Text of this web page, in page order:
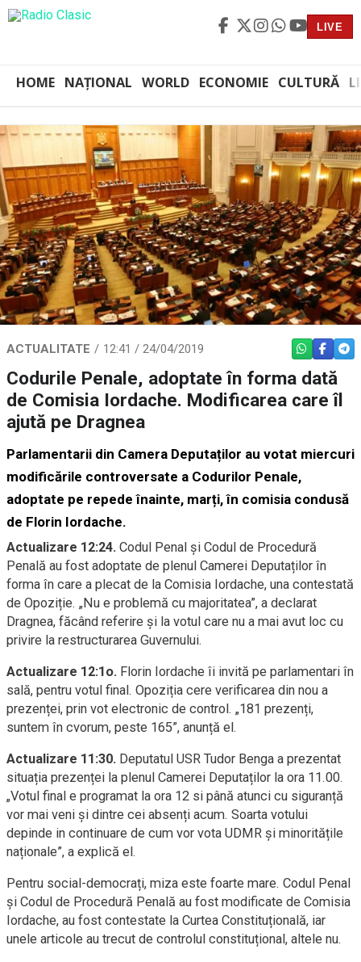
LIVE
HOME NAȚIONAL WORLD ECONOMIE CULTURĂ
ACTUALITATE 12:41 / 24/04/2019 WHATSAPP
Codurile Penale, adoptate în forma dată
de Comisia Iordache. Modificarea care îl
ajută pe Dragnea
Parlamentarii din Camera Deputaților au votat miercuri
modificările controversate a Codurilor Penale,
adoptate pe repede înainte, marți, în comisia condusă
de Florin Iordache.
Actualizare 12:24. Codul Penal și Codul de Procedură
Penală au fost adoptate de plenul Camerei Deputaților în
forma în care a plecat de la Comisia Iordache, una contestată
de Opoziție. „Nu e problemă cu majoritatea”, a declarat
Dragnea, făcând referire și la votul care nu a mai avut loc cu
privire la restructurarea Guvernului.
Actualizare 12:1o. Florin Iordache îi invită pe parlamentari în
sală, pentru votul final. Opoziția cere verificarea din nou a
prezenței, prin vot electronic de control. „181 prezenți,
suntem în cvorum, peste 165”, anunță el.
Actualizare 11:30. Deputatul USR Tudor Benga a prezentat
situația prezenței la plenul Camerei Deputaților la ora 11.00.
„Votul final e programat la ora 12 si până atunci cu siguranță
vor mai veni și dintre cei absenți acum. Soarta votului
depinde in continuare de cum vor vota UDMR și minoritățile
naționale”, a explică el.
Pentru social-democrați, miza este foarte mare. Codul Penal
și Codul de Procedură Penală au fost modificate de Comisia
Iordache, au fost contestate la Curtea Constituțională, iar
unele articole au trecut de controlul constituțional, altele nu.